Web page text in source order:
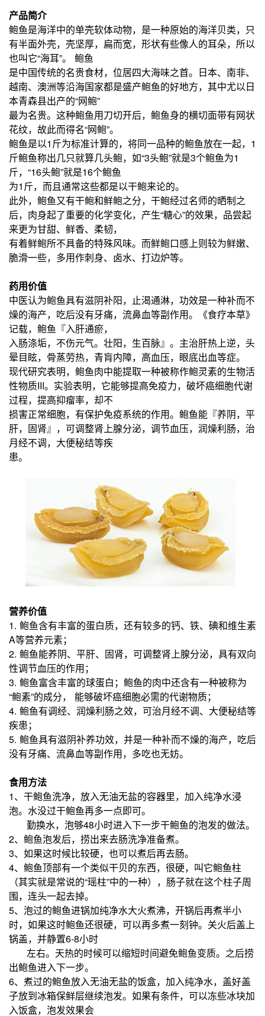
产品简介
鲍鱼是海洋中的单壳软体动物，是一种原始的海洋贝类，只
有半面外壳，壳坚厚，扁而宽，形状有些像人的耳朵，所以
也叫它“海耳”。 鲍鱼
是中国传统的名贵食材，位居四大海味之首。日本、南非、
越南、澳洲等沿海国家都是盛产鲍鱼的好地方，其中尤以日
本青森县出产的“网鲍”
最为名贵。这种鲍鱼用刀切开后，鲍鱼身的横切面带有网状
花纹，故此而得名“网鲍”。
鲍鱼是以1斤为标准计算的，将同一品种的鲍鱼放在一起，1
斤鲍鱼称出几只就算几头鲍，如“3头鲍”就是3个鲍鱼为1
斤，“16头鲍”就是16个鲍鱼
为1斤，而且通常这些都是以干鲍来论的。
此外，鲍鱼又有干鲍和鲜鲍之分，干鲍经过名师的晒制之
后，肉身起了重要的化学变化，产生“糖心”的效果，品尝起
来更为甘甜、鲜香、柔韧，
有着鲜鲍所不具备的特殊风味。而鲜鲍口感上则较为鲜嫩、
脆滑一些，多用作刺身、卤水、打边炉等。
药用价值
中医认为鲍鱼具有滋阴补阳，止渴通淋，功效是一种补而不
燥的海产，吃后没有牙痛，流鼻血等副作用。《食疗本草》
记载，鲍鱼『入肝通瘀，
入肠涤垢，不伤元气。壮阳，生百脉』。主治肝热上逆，头
晕目眩，骨蒸劳热，青肓内障，高血压，眼底出血等症。
现代研究表明，鲍鱼肉中能提取一种被称作鲍灵素的生物活
性物质III。实验表明，它能够提高免疫力，破坏癌细胞代谢
过程，提高抑瘤率，却不
损害正常细胞，有保护免疫系统的作用。鲍鱼能『养阴，平
肝，固肾』，可调整肾上腺分泌，调节血压，润燥利肠，治
月经不调，大便秘结等疾
患。
营养价值
1. 鲍鱼含有丰富的蛋白质，还有较多的钙、铁、碘和维生素
A等营养元素；
2. 鲍鱼能养阴、平肝、固肾，可调整肾上腺分泌，具有双向
性调节血压的作用；
3. 鲍鱼富含丰富的球蛋白；鲍鱼的肉中还含有一种被称为
“鲍素”的成分， 能够破坏癌细胞必需的代谢物质；
4. 鲍鱼有调经、润燥利肠之效，可治月经不调、大便秘结等
疾患；
5. 鲍鱼具有滋阴补养功效，并是一种补而不燥的海产，吃后
没有牙痛、流鼻血等副作用，多吃也无妨。
食用方法
1、干鲍鱼洗净，放入无油无盐的容器里，加入纯净水浸
泡。水没过干鲍鱼再多一点即可。
勤换水，泡够48小时进入下一步干鲍鱼的泡发的做法。
2、鲍鱼泡发后，捞出来去肠洗净准备煮。
3、如果这时候比较硬，也可以煮后再去肠。
4、鲍鱼顶部有一个类似干贝的东西，很硬，叫它鲍鱼柱
（其实就是常说的“瑶柱”中的一种），肠子就在这个柱子周
围，连头一起去掉。
5、泡过的鲍鱼进锅加纯净水大火煮沸，开锅后再煮半小
时，如果这时鲍鱼还很硬，可以再多煮一刻钟。关火后盖上
锅盖，并静置6-8小时
左右。 天热的时候可以缩短时间避免鲍鱼变质。之后捞
出鲍鱼进入下一步。
6、煮过的鲍鱼放入无油无盐的饭盒，加入纯净水，盖好盖
子放到冰箱保鲜层继续泡发。如果有条件，可以冻些冰块加
入饭盒，泡发效果会